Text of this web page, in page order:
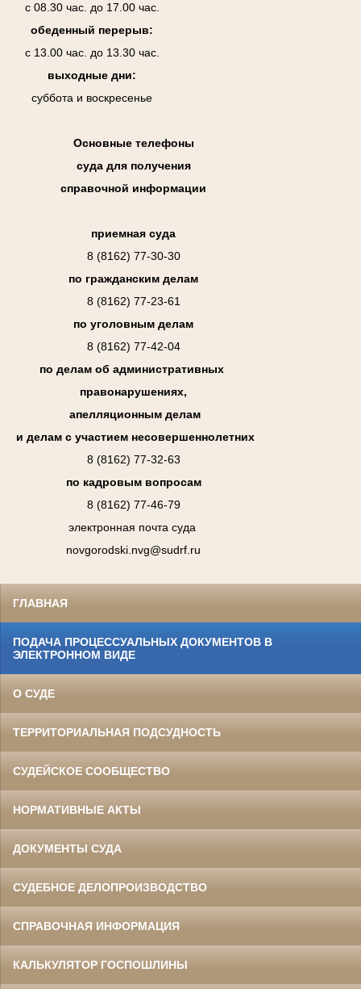
с 08.30 час. до 17.00 час.
обеденный перерыв:
с 13.00 час. до 13.30 час.
выходные дни:
суббота и воскресенье
Основные телефоны
суда для получения
справочной информации
приемная суда
8 (8162) 77-30-30
по гражданским делам
8 (8162) 77-23-61
по уголовным делам
8 (8162) 77-42-04
по делам об административных
правонарушениях,
апелляционным делам
и делам с участием несовершеннолетних
8 (8162) 77-32-63
по кадровым вопросам
8 (8162) 77-46-79
электронная почта суда
novgorodski.nvg@sudrf.ru
ГЛАВНАЯ
ПОДАЧА ПРОЦЕССУАЛЬНЫХ ДОКУМЕНТОВ В
ЭЛЕКТРОННОМ ВИДЕ
О СУДЕ
ТЕРРИТОРИАЛЬНАЯ ПОДСУДНОСТЬ
СУДЕЙСКОЕ СООБЩЕСТВО
НОРМАТИВНЫЕ АКТЫ
ДОКУМЕНТЫ СУДА
СУДЕБНОЕ ДЕЛОПРОИЗВОДСТВО
СПРАВОЧНАЯ ИНФОРМАЦИЯ
КАЛЬКУЛЯТОР ГОСПОШЛИНЫ